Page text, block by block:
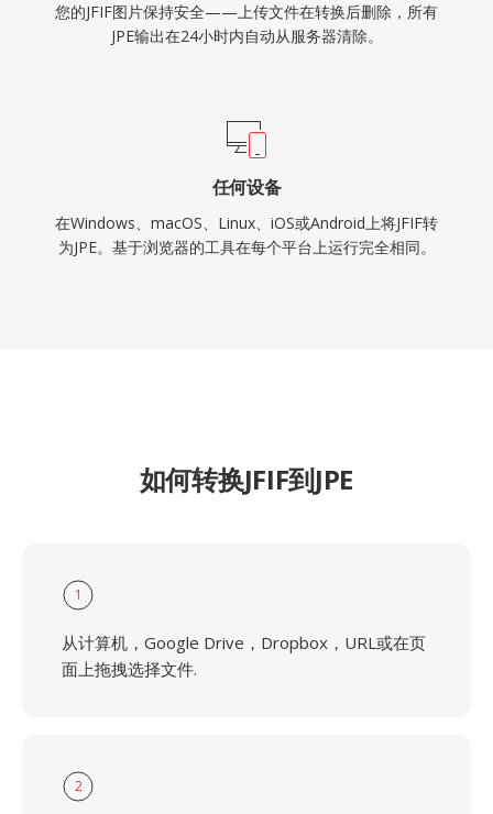
您的JFIF图片保持安全——上传文件在转换后删除，所有
JPE输出在24小时内自动从服务器清除。
任何设备
在Windows、macOS、Linux、iOS或Android上将JFIF转
为JPE。基于浏览器的工具在每个平台上运行完全相同。
如何转换JFIF到JPE
1
从计算机，Google Drive，Dropbox，URL或在页
面上拖拽选择文件.
2